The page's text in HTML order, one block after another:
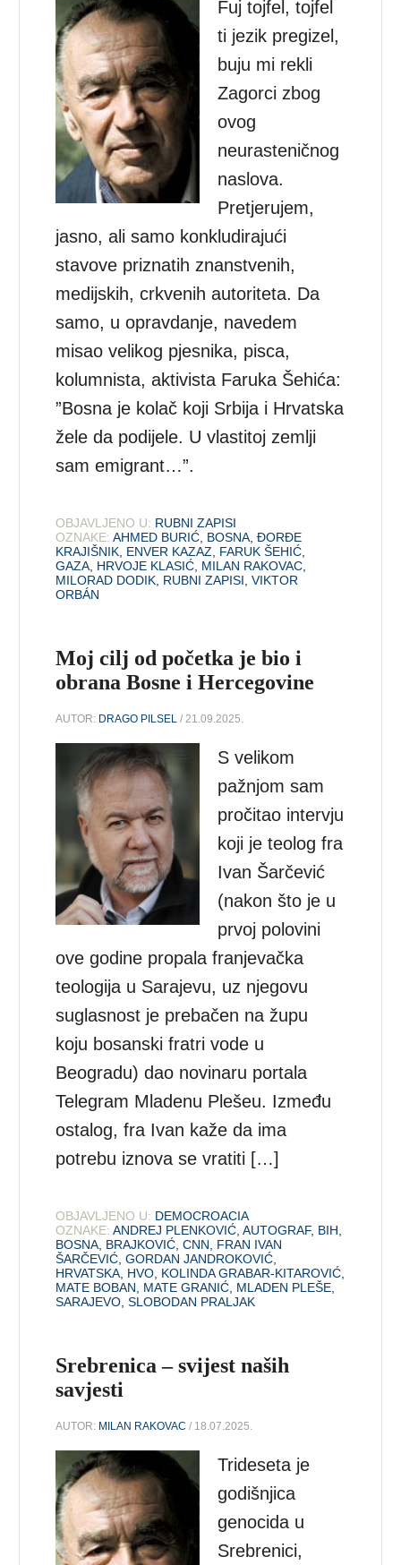
Fuj tojfel, tojfel
ti jezik pregizel,
buju mi rekli
Zagorci zbog
ovog
neurasteničnog
naslova.
Pretjerujem,
jasno, ali samo konkludirajući
stavove priznatih znanstvenih,
medijskih, crkvenih autoriteta. Da
samo, u opravdanje, navedem
misao velikog pjesnika, pisca,
kolumnista, aktivista Faruka Šehića:
”Bosna je kolač koji Srbija i Hrvatska
žele da podijele. U vlastitoj zemlji
sam emigrant…”.
OBJAVLJENO U: RUBNI ZAPISI
OZNAKE: AHMED BURIĆ BOSNA ,ĐORĐE
KRAJIŠNIK ENVER KAZAZ FARUK ŠEHIĆ
GAZA HRVOJE KLASIĆ MILAN RAKOVAC
MILORAD DODIK RUBNI ZAPISI ,VIKTOR
ORBÁN
Moj cilj od početka je bio i
obrana Bosne i Hercegovine
AUTOR: DRAGO PILSEL / 21.09.2025.
S velikom
pažnjom sam
pročitao intervju
koji je teolog fra
Ivan Šarčević
(nakon što je u
prvoj polovini
ove godine propala franjevačka
teologija u Sarajevu, uz njegovu
suglasnost je prebačen na župu
koju bosanski fratri vode u
Beogradu) dao novinaru portala
Telegram Mladenu Plešeu. Između
ostalog, fra Ivan kaže da ima
potrebu iznova se vratiti […]
OBJAVLJENO U: DEMOCROACIA
OZNAKE: ANDREJ PLENKOVIĆ ,AUTOGRAF, BIH
BOSNA BRAJKOVIĆ ,CNN
FRAN IVAN
ŠARČEVIĆ ,GORDAN JANDROKOVIĆ
HRVATSKA HVO KOLINDA GRABAR-KITAROVIĆ
MATE BOBAN
MATE GRANIĆ MLADEN PLEŠE
SARAJEVO ,SLOBODAN PRALJAK
Srebrenica – svijest naših
savjesti
AUTOR: MILAN RAKOVAC / 18.07.2025.
Trideseta je
godišnjica
genocida u
Srebrenici,